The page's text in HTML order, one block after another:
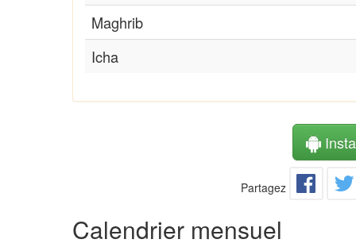
Maghrib
Icha
Partagez
Calendrier mensuel